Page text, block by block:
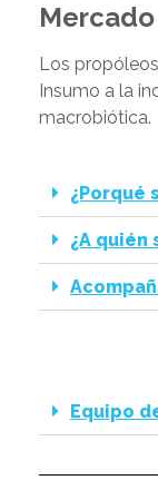
Los
Insumo a la
macrobiótica.
¿Porqué
¿A quién
Equipo